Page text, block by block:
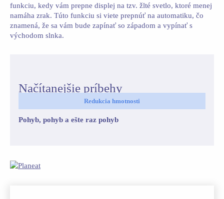
funkciu, kedy vám prepne displej na tzv. žlté svetlo, ktoré menej
namáha zrak. Túto funkciu si viete prepnúť na automatiku, čo
znamená, že sa vám bude zapínať so západom a vypínať s
východom slnka.
Načítanejšie príbehy
Redukcia hmotnosti
Pohyb, pohyb a ešte raz pohyb